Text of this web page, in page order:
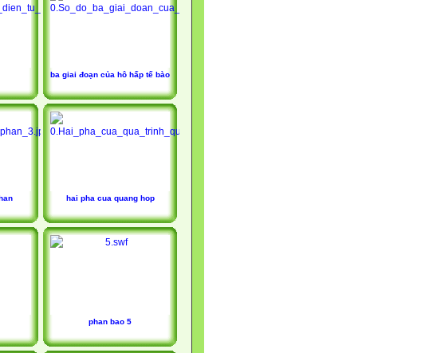
ba giai đoạn của hô hấp tế bào
hai pha cua quang hop
phan bao 5